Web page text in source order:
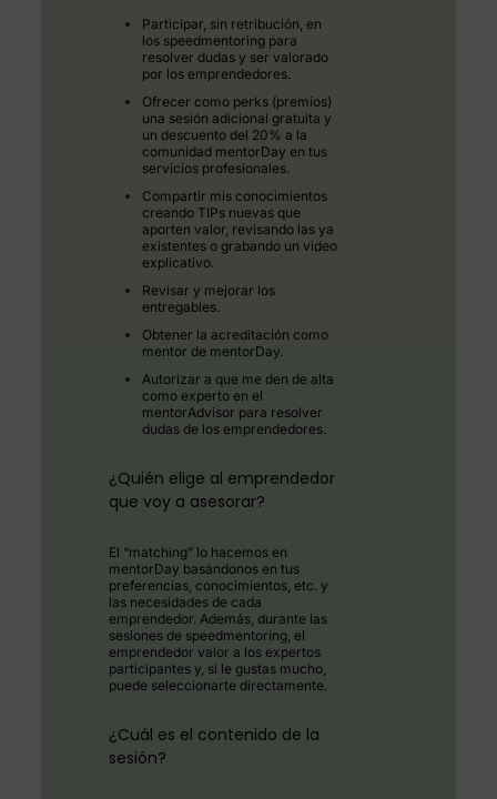
Participar, sin retribución, en
los speedmentoring para
resolver dudas y ser valorado
por los emprendedores.
Ofrecer como perks (premios)
una sesión adicional gratuita y
un descuento del 20% a la
comunidad mentorDay en tus
servicios profesionales.
Compartir mis conocimientos
creando TIPs nuevas que
aporten valor, revisando las ya
existentes o grabando un video
explicativo.
Revisar y mejorar los
entregables.
Obtener la acreditación como
mentor de mentorDay.
Autorizar a que me den de alta
como experto en el
mentorAdvisor para resolver
dudas de los emprendedores.
¿Quién elige al emprendedor
que voy a asesorar?
El “matching” lo hacemos en
mentorDay basándonos en tus
preferencias, conocimientos, etc. y
las necesidades de cada
emprendedor. Además, durante las
sesiones de speedmentoring, el
emprendedor valor a los expertos
participantes y, si le gustas mucho,
puede seleccionarte directamente.
¿Cuál es el contenido de la
sesión?